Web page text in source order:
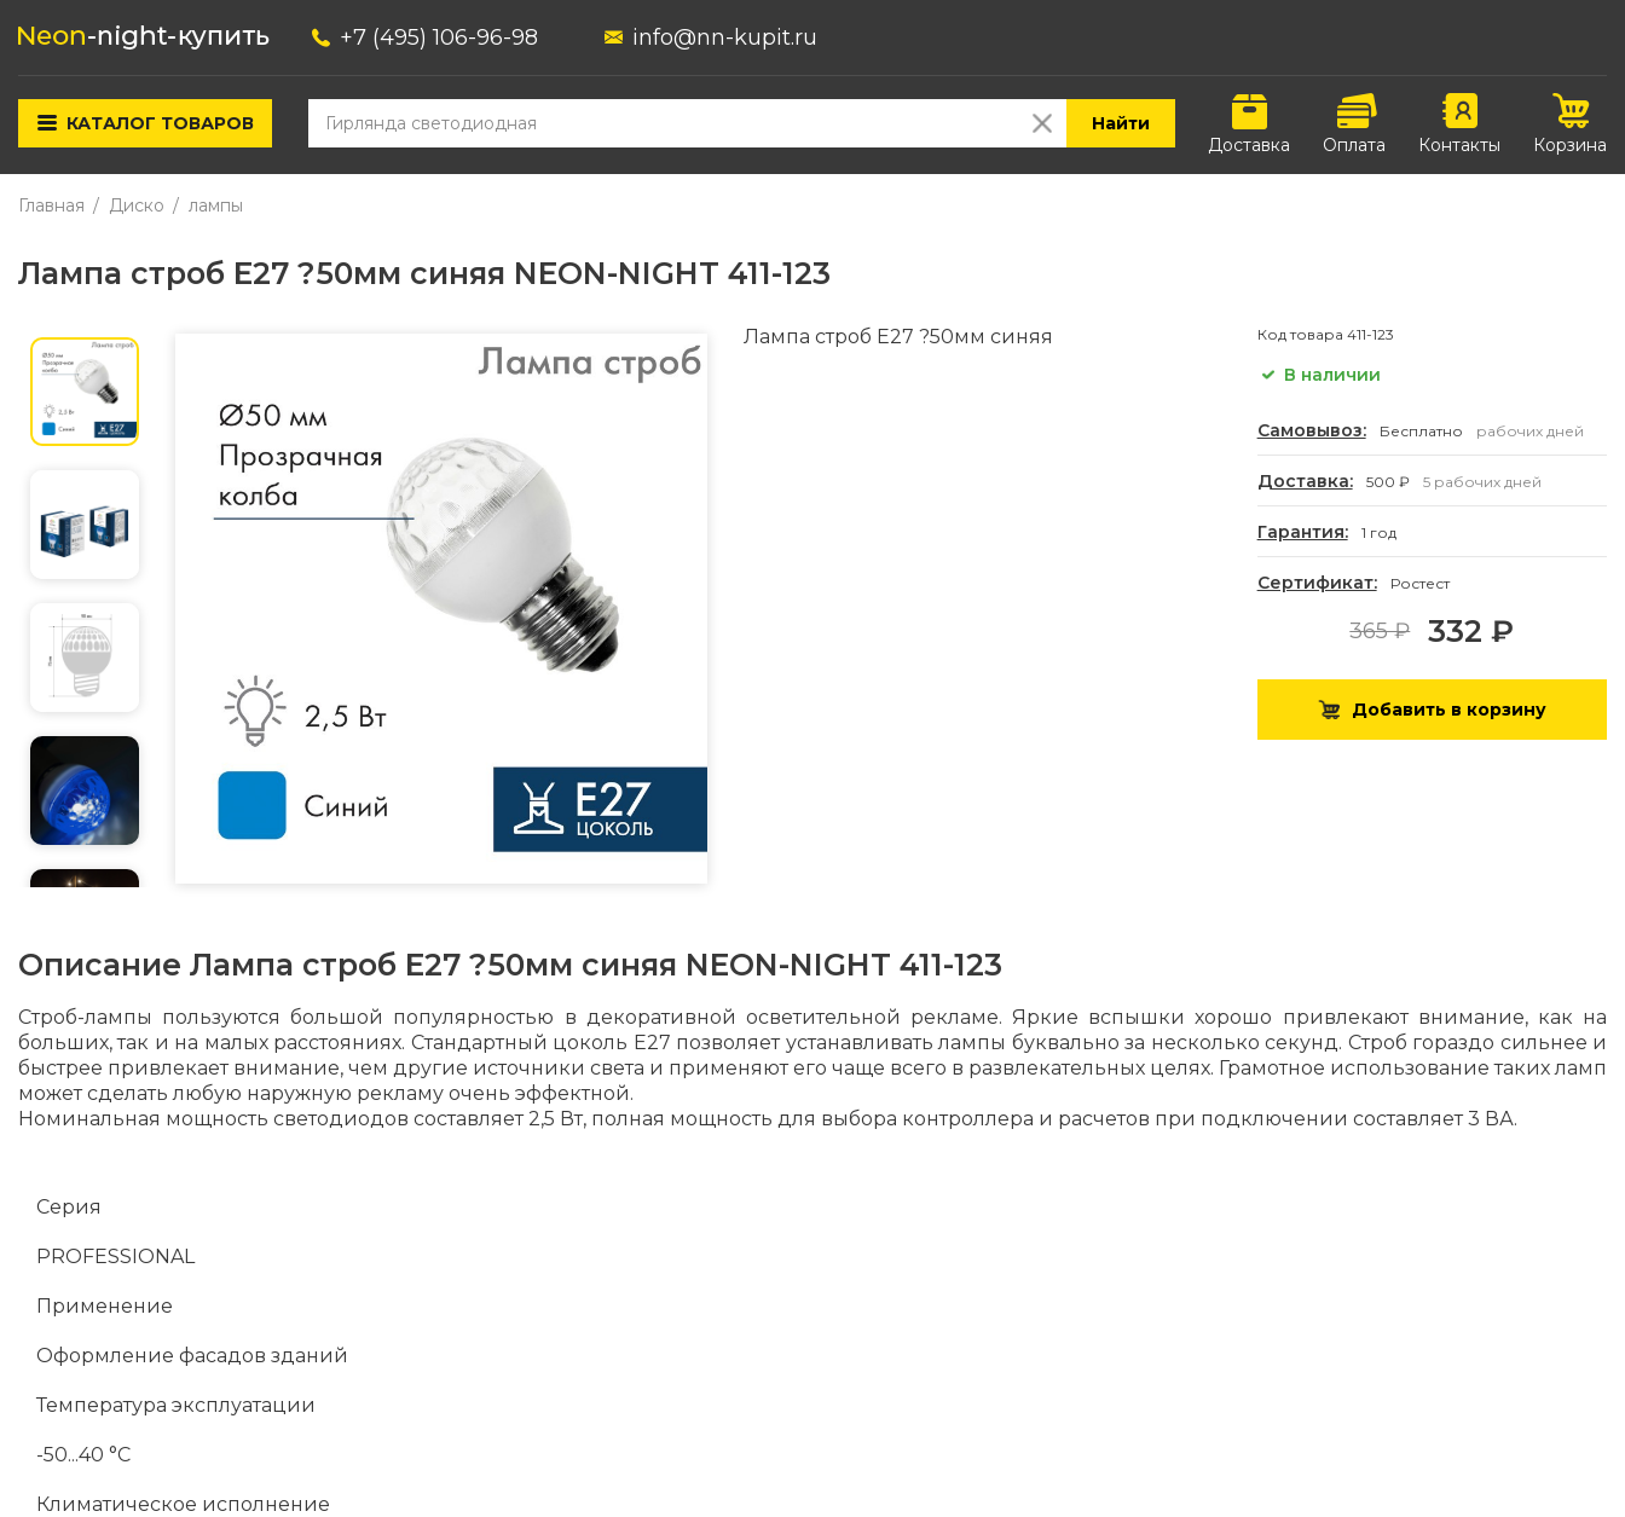
+7 (495) 106-96-98 info@nn-kupit.ru
КАТАЛОГ ТОВАРОВ
Найти
Доставка
Оплата Контакты Корзина
Главная Диско лампы
Лампа строб Е27 ?50мм синяя NEON-NIGHT 411-123
Лампа строб Е27 ?50мм синяя Код товара 411-123
В наличии
Самовывоз: Бесплатно рабочих дней
Доставка: 500 ₽ 5 рабочих дней
Гарантия: 1 год
Сертификат: Ростест
365 ₽ 332 ₽
Добавить в корзину
Описание Лампа строб Е27 ?50мм синяя NEON-NIGHT 411-123
Строб-лампы пользуются большой популярностью в декоративной осветительной рекламе. Яркие вспышки хорошо привлекают внимание, как на
больших, так и на малых расстояниях. Стандартный цоколь Е27 позволяет устанавливать лампы буквально за несколько секунд. Строб гораздо сильнее и
быстрее привлекает внимание, чем другие источники света и применяют его чаще всего в развлекательных целях. Грамотное использование таких ламп
может сделать любую наружную рекламу очень эффектной.
Номинальная мощность светодиодов составляет 2,5 Вт, полная мощность для выбора контроллера и расчетов при подключении составляет 3 ВА.
Серия
PROFESSIONAL
Применение
Оформление фасадов зданий
Температура эксплуатации
-50...40 °C
Климатическое исполнение